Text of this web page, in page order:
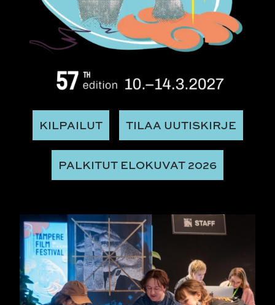
KILPAILUT TILAA UUTISKIRJE
PALKITUT ELOKUVAT 2026